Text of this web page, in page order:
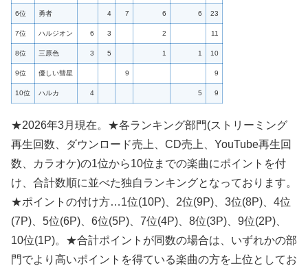
6位 勇者 4 7 6 6 23
7位 ハルジオン 6 3 2 11
8位 三原色 3 5 1 1 10
9位 優しい彗星 9 9
10位 ハルカ 4 5 9
★2026年3月現在。★各ランキング部門(ストリーミング
再生回数、ダウンロード売上、CD売上、YouTube再生回
数、カラオケ)の1位から10位までの楽曲にポイントを付
け、合計数順に並べた独自ランキングとなっております。
★ポイントの付け方…1位(10P)、2位(9P)、3位(8P)、4位
(7P)、5位(6P)、6位(5P)、7位(4P)、8位(3P)、9位(2P)、
10位(1P)。★合計ポイントが同数の場合は、いずれかの部
門でより高いポイントを得ている楽曲の方を上位としてお